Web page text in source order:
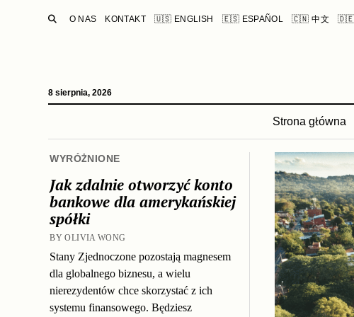
SEARCH
O NAS KONTAKT 🇺🇸 ENGLISH 🇪🇸 ESPAÑOL 🇨🇳 中文 🇩🇪
8 sierpnia, 2026
Strona główna
WYRÓŻNIONE
Jak zdalnie otworzyć konto
bankowe dla amerykańskiej
spółki
BY OLIVIA WONG
Stany Zjednoczone pozostają magnesem
dla globalnego biznesu, a wielu
nierezydentów chce skorzystać z ich
systemu finansowego. Będziesz